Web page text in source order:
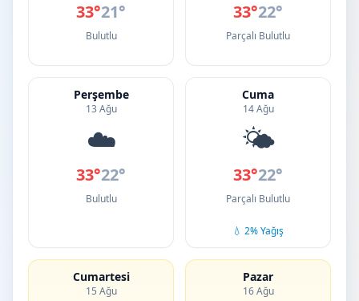
33°21°
Bulutlu
33°22°
Parçalı Bulutlu
Perşembe
13 Ağu
☁️
33°22°
Bulutlu
Cuma
14 Ağu
🌤️
33°22°
Parçalı Bulutlu
💧 2% Yağış
Cumartesi
15 Ağu
Pazar
16 Ağu